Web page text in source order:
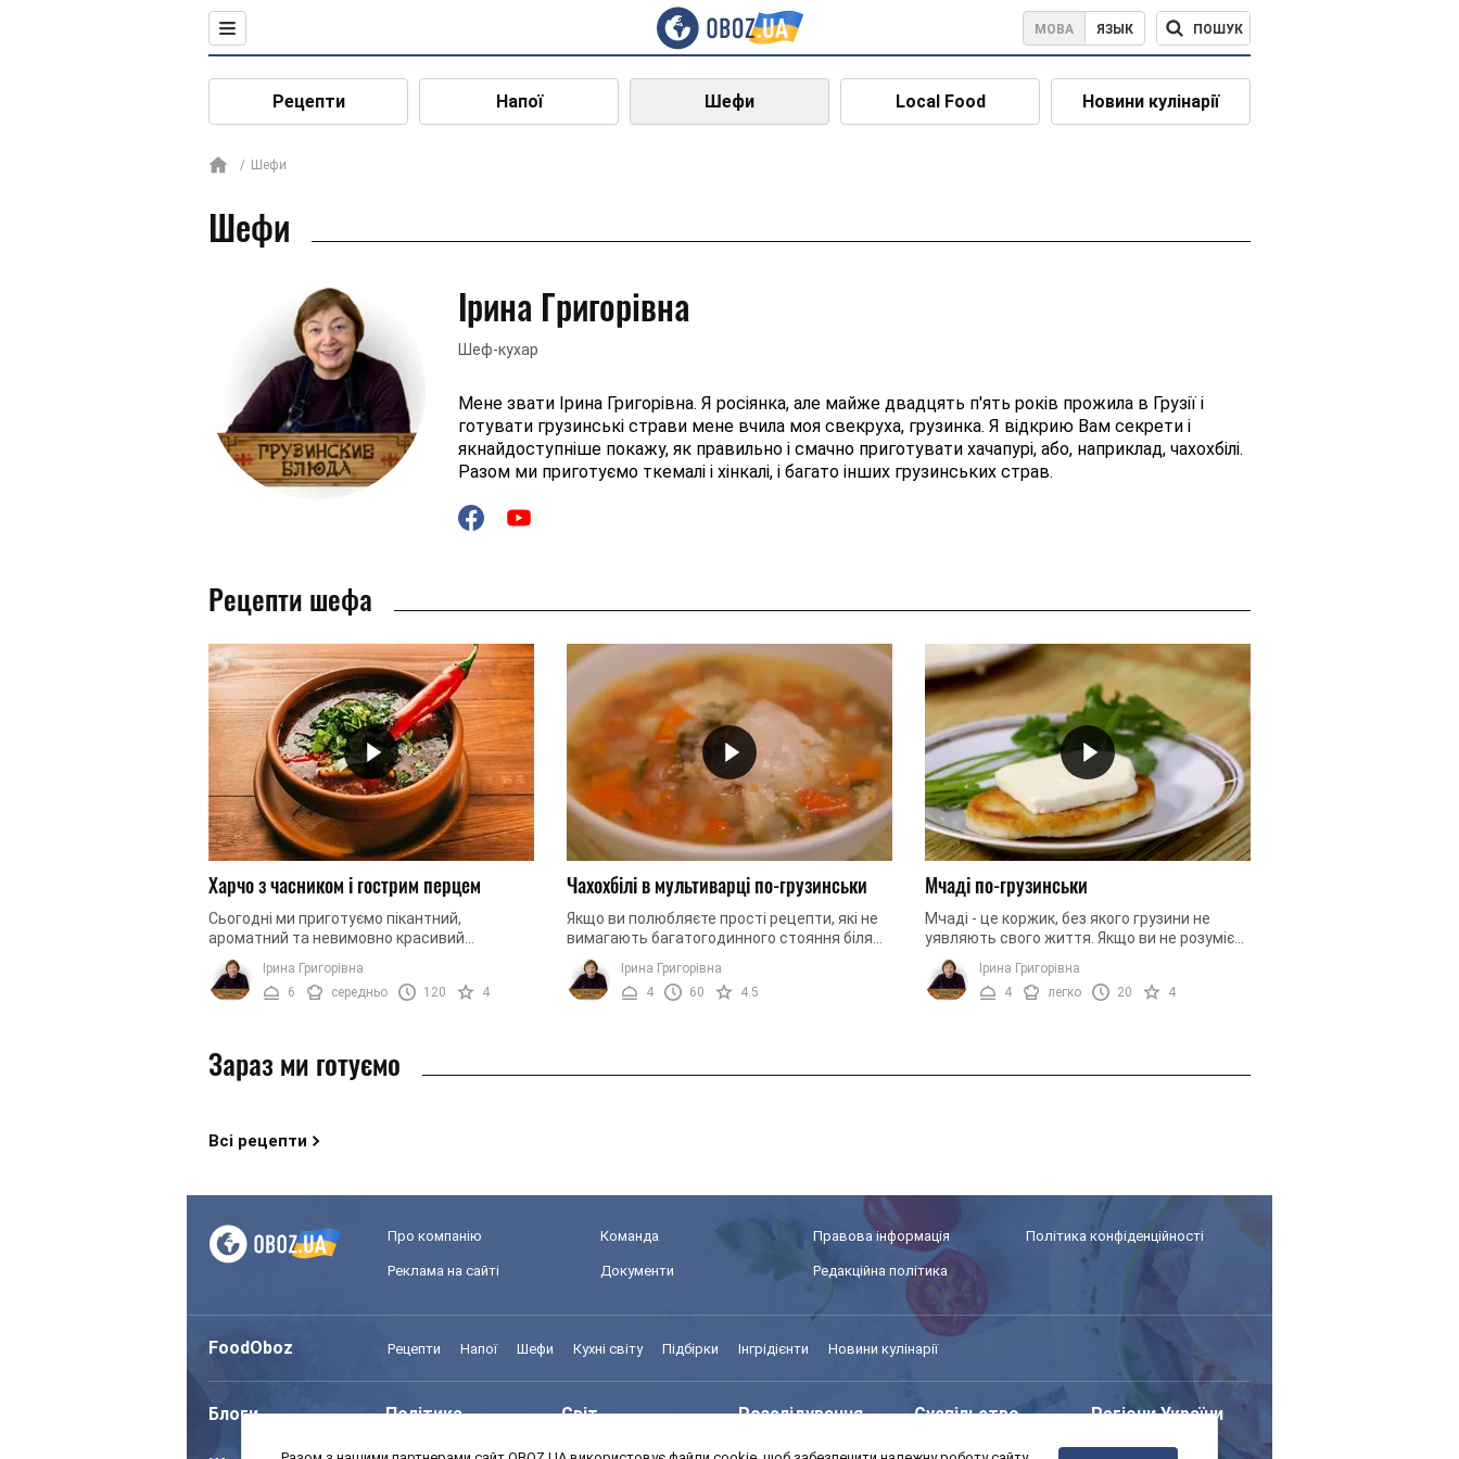
МОВА ЯЗЫК ПОШУК
Рецепти Напої Шефи Local Food Новини кулінарії
Шефи
Шефи
Ірина Григорівна
Шеф-кухар
Мене звати Ірина Григорівна. Я росіянка, але майже двадцять п'ять років прожила в Грузії і
готувати грузинські страви мене вчила моя свекруха, грузинка. Я відкрию Вам секрети і
якнайдоступніше покажу, як правильно і смачно приготувати хачапурі, або, наприклад, чахохбілі.
Разом ми приготуємо ткемалі і хінкалі, і багато інших грузинських страв.
Рецепти шефа
Харчо з часником і гострим перцем
Сьогодні ми приготуємо пікантний,
ароматний та невимовно красивий
грузинський суп. До складу цієї страви
входить велика кількість інгредієнтів, ...
Ірина Григорівна
6
середньо 120 4
Чахохбілі в мультиварці по-грузинськи
Якщо ви полюбляєте прості рецепти, які не
вимагають багатогодинного стояння біля
плити, цей рецепт обов'язково вам
сподобається. Ми пропонуємо вам ...
Ірина Григорівна
4
60 4.5
Мчаді по-грузинськи
Мчаді - це коржик, без якого грузини не
уявляють свого життя. Якщо ви не розумієте
чому, значить ви не куштували мчаді.
Давайте це виправляти. ...
Ірина Григорівна
4
легко 20 4
Зараз ми готуємо
Всі рецепти
Про компанію Команда Правова інформація Політика конфіденційності
Реклама на сайті Документи Редакційна політика
FoodOboz Рецепти Напої Шефи Кухні світу Підбірки Інгрідієнти Новини кулінарії
Блоги Політика Світ Розслідування Суспільство Регіони України